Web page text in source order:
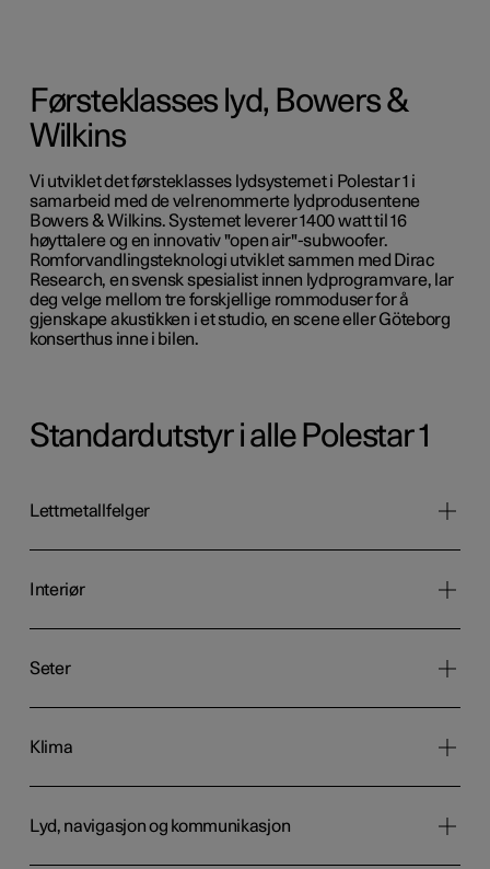
Førsteklasses lyd, Bowers &
Wilkins
Vi utviklet det førsteklasses lydsystemet i Polestar 1 i
samarbeid med de velrenommerte lydprodusentene
Bowers & Wilkins. Systemet leverer 1400 watt til 16
høyttalere og en innovativ "open air"-subwoofer.
Romforvandlingsteknologi utviklet sammen med Dirac
Research, en svensk spesialist innen lydprogramvare, lar
deg velge mellom tre forskjellige rommoduser for å
gjenskape akustikken i et studio, en scene eller Göteborg
konserthus inne i bilen.
Standardutstyr i alle Polestar 1
Lettmetallfelger
Interiør
Seter
Klima
Lyd, navigasjon og kommunikasjon